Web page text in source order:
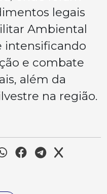
legais
Ambiental
intensificando
e combate
além da
na região.